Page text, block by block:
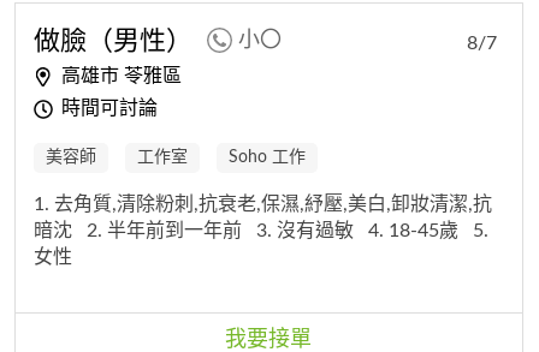
做臉（男性） 小〇
高雄市 苓雅區
時間可討論
8/7
美容師 工作室 Soho 工作
1. 去角質,清除粉刺,抗衰老,保濕,紓壓,美白,卸妝清潔,抗
暗沈
2. 半年前到一年前 3. 沒有過敏 4. 18-45歲
5.
女性
我要接單